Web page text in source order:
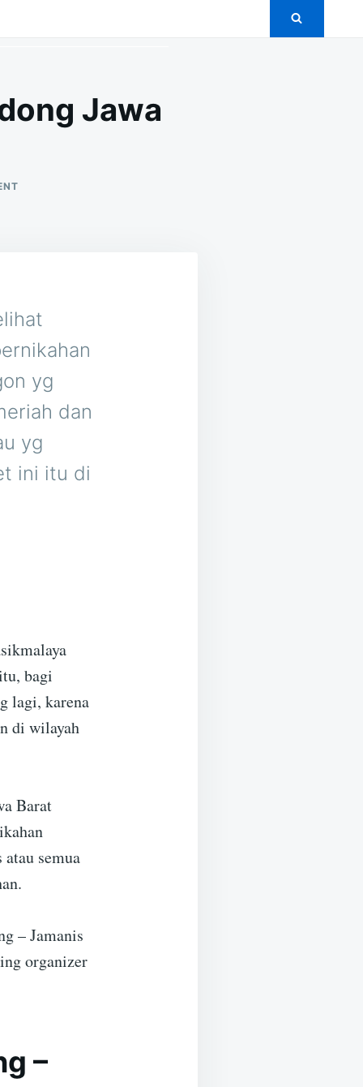
Jawa
yg
dan
yg
ini itu di
bagi
lagi, karena
di wilayah
Barat
semua
– Jamanis
organizer
–